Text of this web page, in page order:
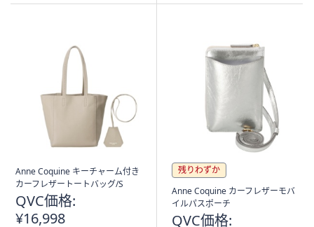
Anne Coquine キーチャーム付き
カーフレザートートバッグ/S
QVC価格:
¥16,998
残りわずか
Anne Coquine カーフレザーモバ
イルパスポーチ
QVC価格: